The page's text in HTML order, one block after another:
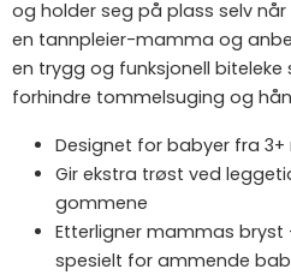
og holder seg på plass selv
en tannpleier-mamma og
en trygg og funksjonell
forhindre tommelsuging og
Designet for babyer fra
Gir ekstra trøst ved
gommene
Etterligner mammas bryst
spesielt for ammende